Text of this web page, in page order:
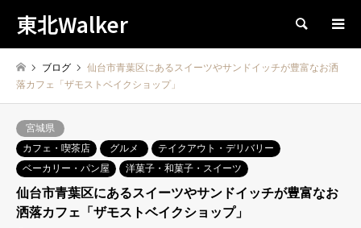
東北Walker 検索
ブログ
仙台市青葉区にあるスイーツやサンドイッチが豊富なお洒
落カフェ「ザモストベイクショップ」
宮城県
カフェ・喫茶店
グルメ
テイクアウト・デリバリー
ベーカリー・パン屋
洋菓子・和菓子・スイーツ
仙台市青葉区にあるスイーツやサンドイッチが豊富なお
洒落カフェ「ザモストベイクショップ」